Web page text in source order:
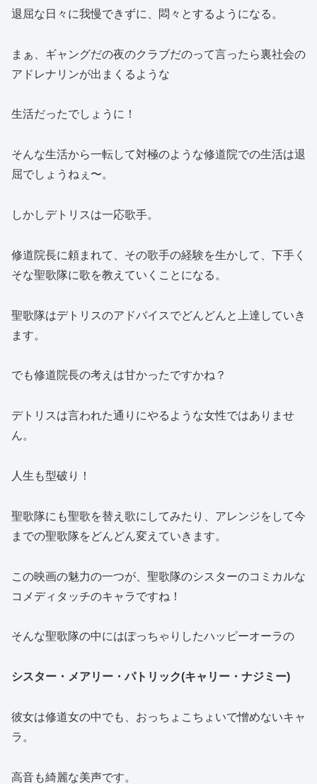
退屈な日々に我慢できずに、悶々とするようになる。
まぁ、ギャングだの夜のクラブだのって言ったら裏社会の
アドレナリンが出まくるような
生活だったでしょうに！
そんな生活から一転して対極のような修道院での生活は退
屈でしょうねぇ〜。
しかしデトリスは一応歌手。
修道院長に頼まれて、その歌手の経験を生かして、下手く
そな聖歌隊に歌を教えていくことになる。
聖歌隊はデトリスのアドバイスでどんどんと上達していき
ます。
でも修道院長の考えは甘かったですかね？
デトリスは言われた通りにやるような女性ではありませ
ん。
人生も型破り！
聖歌隊にも聖歌を替え歌にしてみたり、アレンジをして今
までの聖歌隊をどんどん変えていきます。
この映画の魅力の一つが、聖歌隊のシスターのコミカルな
コメディタッチのキャラですね！
そんな聖歌隊の中にはぽっちゃりしたハッピーオーラの
シスター・メアリー・パトリック(キャリー・ナジミー)
彼女は修道女の中でも、おっちょこちょいで憎めないキャ
ラ。
高音も綺麗な美声です。